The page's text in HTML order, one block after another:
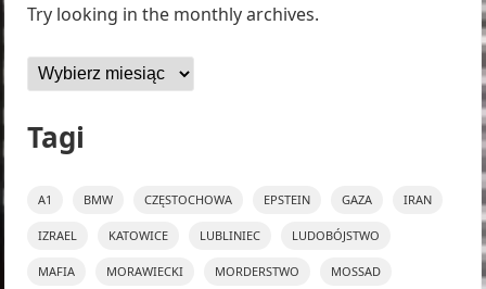
Try looking in the monthly archives.
Archiwa
Tagi
A1 BMW CZĘSTOCHOWA EPSTEIN GAZA IRAN
IZRAEL KATOWICE LUBLINIEC LUDOBÓJSTWO
MAFIA MORAWIECKI MORDERSTWO MOSSAD